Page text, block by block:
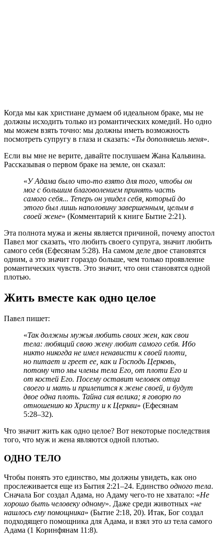
Когда мы как христиане думаем об идеальном браке, мы не
должны исходить только из романтических комедий. Но одно
мы можем взять точно: мы должны иметь возможность
посмотреть супругу в глаза и сказать: «Ты дополняешь меня».
Если вы мне не верите, давайте послушаем Жана Кальвина.
Рассказывая о первом браке на земле, он сказал:
«У Адама было что-то взято для того, чтобы он
мог с большим благоволением принять часть
самого себя... Теперь он увидел себя, который до
этого был лишь наполовину завершенным, целым в
своей жене» (Комментарий к книге Бытие 2:21).
Эта полнота мужа и жены является причиной, почему апостол
Павел мог сказать, что любить своего супруга, значит любить
самого себя (Ефесянам 5:28). На самом деле двое становятся
одним, а это значит гораздо больше, чем только проявление
романтических чувств. Это значит, что они становятся одной
плотью.
Жить вместе как одно целое
Павел пишет:
«Так должны мужья любить своих жен, как свои
тела: любящий свою жену любит самого себя. Ибо
никто никогда не имел ненависти к своей плоти,
но питает и греет ее, как и Господь Церковь,
потому что мы члены тела Его, от плоти Его и
от костей Его. Посему оставит человек отца
своего и мать и прилепится к жене своей, и будут
двое одна плоть. Тайна сия велика; я говорю по
отношению ко Христу и к Церкви» (Ефесянам
5:28–32).
Что значит жить как одно целое? Вот некоторые последствия
того, что муж и жена являются одной плотью.
ОДНО ТЕЛО
Чтобы понять это единство, мы должны увидеть, как оно
прослеживается еще из Бытия 2:21–24. Единство одного тела.
Сначала Бог создал Адама, но Адаму чего-то не хватало: «Не
хорошо быть человеку одному». Даже среди животных «не
нашлось ему помощника» (Бытие 2:18, 20). Итак, Бог создал
подходящего помощника для Адама, и взял это из тела самого
Адама (1 Коринфянам 11:8).